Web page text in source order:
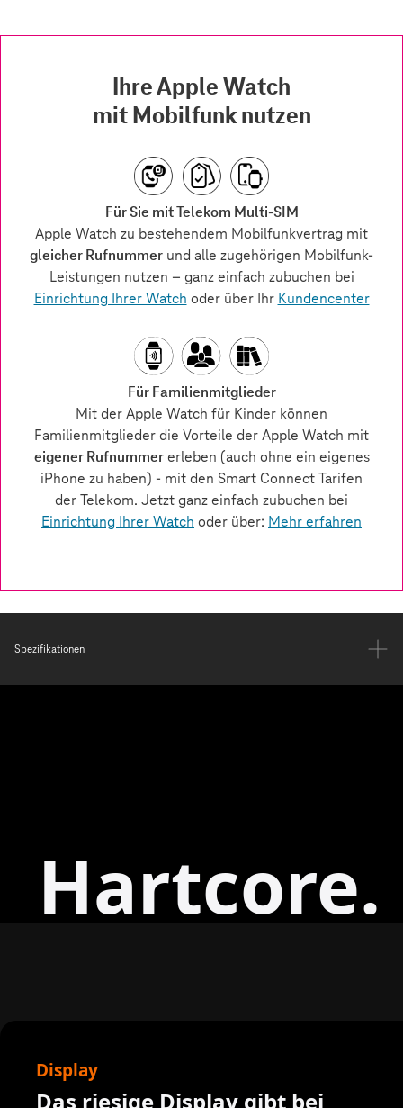
Spezifikationen